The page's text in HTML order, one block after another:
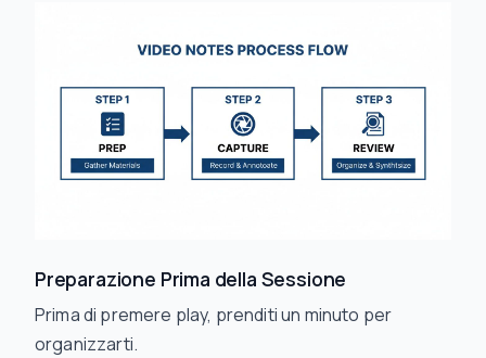
Preparazione Prima della Sessione
Prima di premere play, prenditi un minuto per
organizzarti.